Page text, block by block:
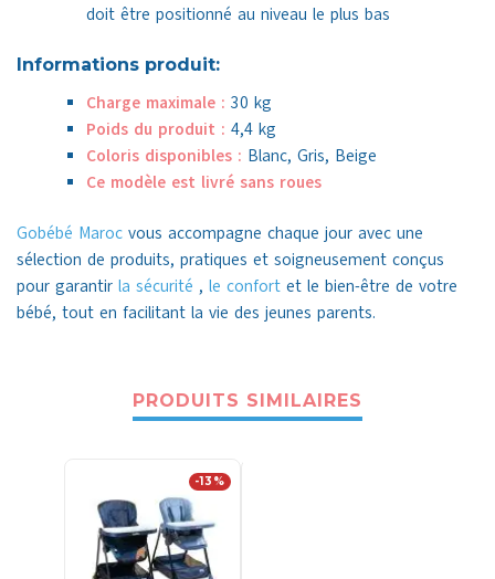
doit être positionné au niveau le plus bas
Informations produit:
Charge maximale : 30 kg
Poids du produit : 4,4 kg
Coloris disponibles : Blanc, Gris, Beige
Ce modèle est livré sans roues
Gobébé Maroc vous accompagne chaque jour avec une
sélection de produits, pratiques et soigneusement conçus
pour garantir la sécurité , le confort et le bien-être de votre
bébé, tout en facilitant la vie des jeunes parents.
PRODUITS SIMILAIRES
-13%